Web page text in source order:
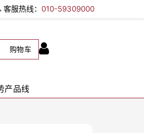
客服热线： 010-59309000
购物车
产品线